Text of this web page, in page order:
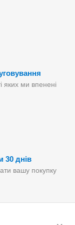
яких ми впенені
30 днів
вашу покупку